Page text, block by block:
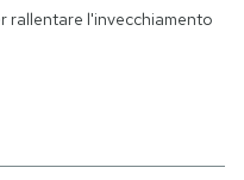
rallentare l'invecchiamento